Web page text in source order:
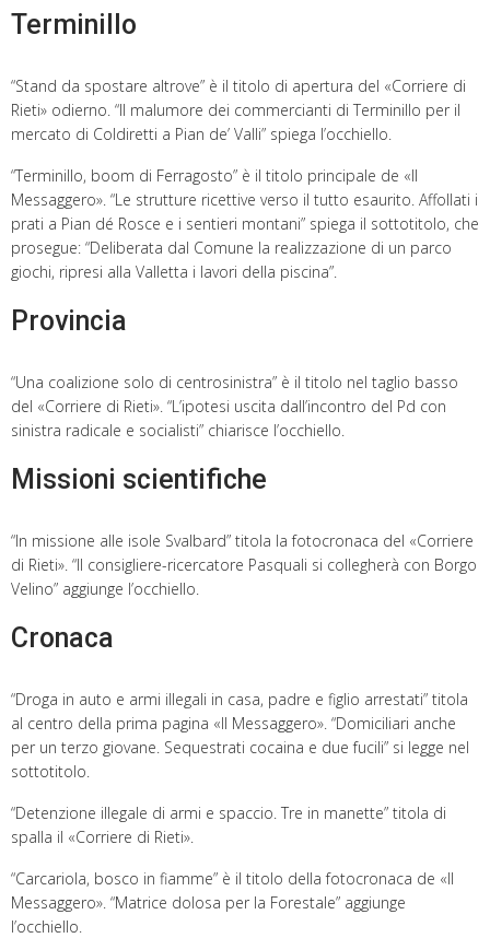
Terminillo
“Stand da spostare altrove” è il titolo di apertura del «Corriere di
Rieti» odierno. “Il malumore dei commercianti di Terminillo per il
mercato di Coldiretti a Pian de’ Valli” spiega l’occhiello.
“Terminillo, boom di Ferragosto” è il titolo principale de «Il
Messaggero». “Le strutture ricettive verso il tutto esaurito. Affollati i
prati a Pian dé Rosce e i sentieri montani” spiega il sottotitolo, che
prosegue: “Deliberata dal Comune la realizzazione di un parco
giochi, ripresi alla Valletta i lavori della piscina”.
Provincia
“Una coalizione solo di centrosinistra” è il titolo nel taglio basso
del «Corriere di Rieti». “L’ipotesi uscita dall’incontro del Pd con
sinistra radicale e socialisti” chiarisce l’occhiello.
Missioni scientifiche
“In missione alle isole Svalbard” titola la fotocronaca del «Corriere
di Rieti». “Il consigliere-ricercatore Pasquali si collegherà con Borgo
Velino” aggiunge l’occhiello.
Cronaca
“Droga in auto e armi illegali in casa, padre e figlio arrestati” titola
al centro della prima pagina «Il Messaggero». “Domiciliari anche
per un terzo giovane. Sequestrati cocaina e due fucili” si legge nel
sottotitolo.
“Detenzione illegale di armi e spaccio. Tre in manette” titola di
spalla il «Corriere di Rieti».
“Carcariola, bosco in fiamme” è il titolo della fotocronaca de «Il
Messaggero». “Matrice dolosa per la Forestale” aggiunge
l’occhiello.